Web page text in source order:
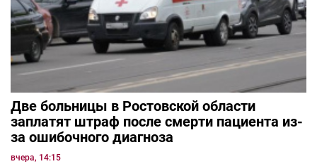
Две больницы в Ростовской области
заплатят штраф после смерти пациента из-
за ошибочного диагноза
вчера, 14:15